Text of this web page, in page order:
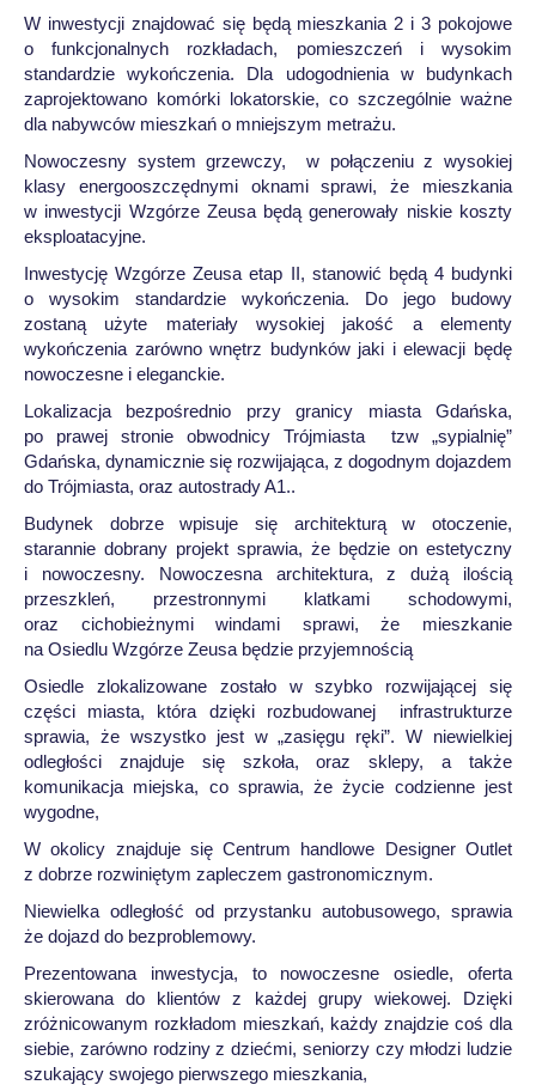
W inwestycji znajdować się będą mieszkania 2 i 3 pokojowe
o funkcjonalnych rozkładach, pomieszczeń i wysokim
standardzie wykończenia. Dla udogodnienia w budynkach
zaprojektowano komórki lokatorskie, co szczególnie ważne
dla nabywców mieszkań o mniejszym metrażu.
Nowoczesny system grzewczy, w połączeniu z wysokiej
klasy energooszczędnymi oknami sprawi, że mieszkania
w inwestycji Wzgórze Zeusa będą generowały niskie koszty
eksploatacyjne.
Inwestycję Wzgórze Zeusa etap II, stanowić będą 4 budynki
o wysokim standardzie wykończenia. Do jego budowy
zostaną użyte materiały wysokiej jakość a elementy
wykończenia zarówno wnętrz budynków jaki i elewacji będę
nowoczesne i eleganckie.
Lokalizacja bezpośrednio przy granicy miasta Gdańska,
po prawej stronie obwodnicy Trójmiasta tzw „sypialnię”
Gdańska, dynamicznie się rozwijająca, z dogodnym dojazdem
do Trójmiasta, oraz autostrady A1..
Budynek dobrze wpisuje się architekturą w otoczenie,
starannie dobrany projekt sprawia, że będzie on estetyczny
i nowoczesny. Nowoczesna architektura, z dużą ilością
przeszkleń, przestronnymi klatkami schodowymi,
oraz cichobieżnymi windami sprawi, że mieszkanie
na Osiedlu Wzgórze Zeusa będzie przyjemnością
Osiedle zlokalizowane zostało w szybko rozwijającej się
części miasta, która dzięki rozbudowanej infrastrukturze
sprawia, że wszystko jest w „zasięgu ręki”. W niewielkiej
odległości znajduje się szkoła, oraz sklepy, a także
komunikacja miejska, co sprawia, że życie codzienne jest
wygodne,
W okolicy znajduje się Centrum handlowe Designer Outlet
z dobrze rozwiniętym zapleczem gastronomicznym.
Niewielka odległość od przystanku autobusowego, sprawia
że dojazd do bezproblemowy.
Prezentowana inwestycja, to nowoczesne osiedle, oferta
skierowana do klientów z każdej grupy wiekowej. Dzięki
zróżnicowanym rozkładom mieszkań, każdy znajdzie coś dla
siebie, zarówno rodziny z dziećmi, seniorzy czy młodzi ludzie
szukający swojego pierwszego mieszkania,